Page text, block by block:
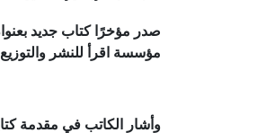
صدر مؤخرًا كتاب جديد
مؤسسة اقرأ للنشر
وأشار الكاتب في مقدمة